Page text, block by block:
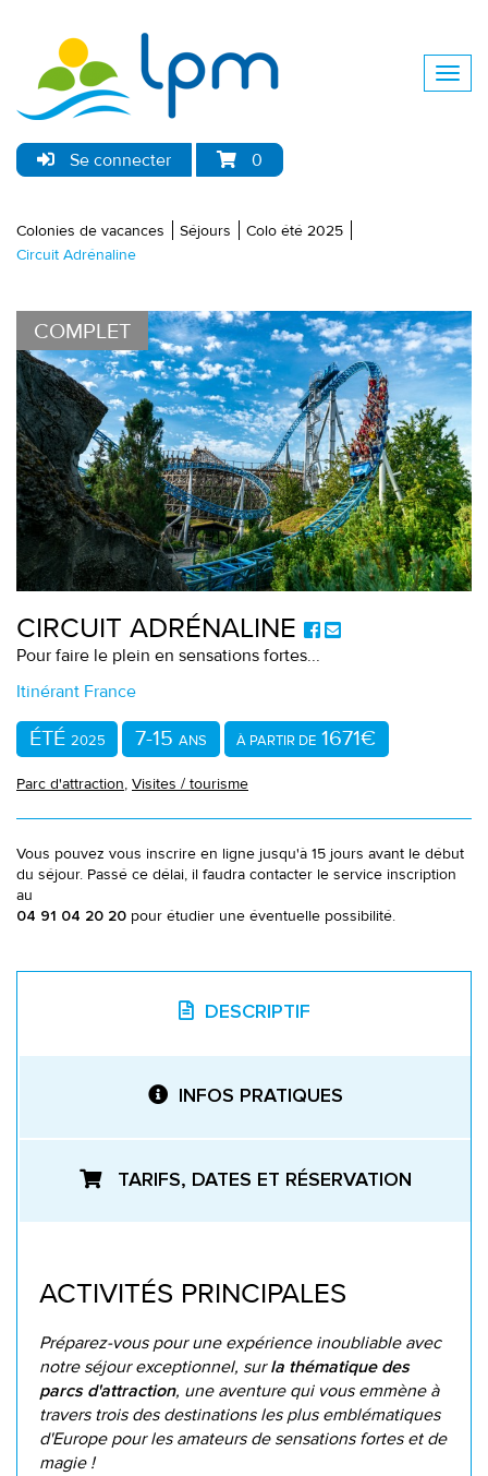
Se connecter 0
Colonies de vacances Séjours
Colo été 2025
Circuit Adrénaline
COMPLET
CIRCUIT ADRÉNALINE
Pour faire le plein en sensations fortes...
Itinérant France
ÉTÉ 2025 7-15ANS À PARTIR DE 1671€
Parc d'attraction, Visites / tourisme
Vous pouvez vous inscrire en ligne jusqu'à 15 jours avant le début
du séjour. Passé ce délai, il faudra contacter le service inscription
au
04 91 04 20 20 pour étudier une éventuelle possibilité.
DESCRIPTIF
INFOS PRATIQUES
TARIFS, DATES ET RÉSERVATION
ACTIVITÉS PRINCIPALES
Préparez-vous pour une expérience inoubliable avec
notre séjour exceptionnel, surla thématique des
parcs d'attraction, une aventure qui vous emmène à
travers trois des destinations les plus emblématiques
d'Europe pour les amateurs de sensations fortes et de
magie !